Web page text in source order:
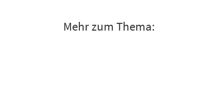
Mehr zum Thema: